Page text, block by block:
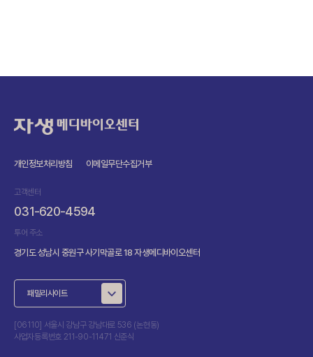
자생메디바이오센터
개인정보처리방침 이메일무단수집거부
고객센터
031-620-4594
투어 주소
경기도 성남시 중원구 사기막골로 18 자생메디바이오센터
패밀리사이트
[06110] 서울시 강남구 강남대로 536 (논현동)
사업자등록번호 211-90-11471 신준식